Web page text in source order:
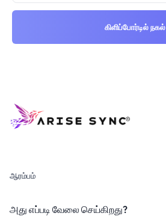
கிளிப்போர்டில் நகல்
ஆரம்பம்
அது எப்படி வேலை செய்கிறது?